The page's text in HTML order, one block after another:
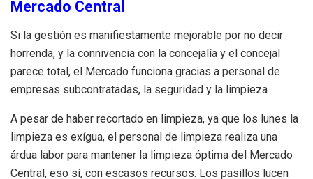
Mercado Central
Si la gestión es manifiestamente mejorable por no decir
horrenda, y la connivencia con la concejalía y el concejal
parece total, el Mercado funciona gracias a personal de
empresas subcontratadas, la seguridad y la limpieza
A pesar de haber recortado en limpieza, ya que los lunes la
limpieza es exígua, el personal de limpieza realiza una
árdua labor para mantener la limpieza óptima del Mercado
Central, eso sí, con escasos recursos. Los pasillos lucen